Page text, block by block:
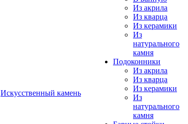
Искусственный камень
Из акрила
Из кварца
Из керамики
Из
натурального
камня
Подоконники
Из акрила
Из кварца
Из керамики
Из
натурального
камня